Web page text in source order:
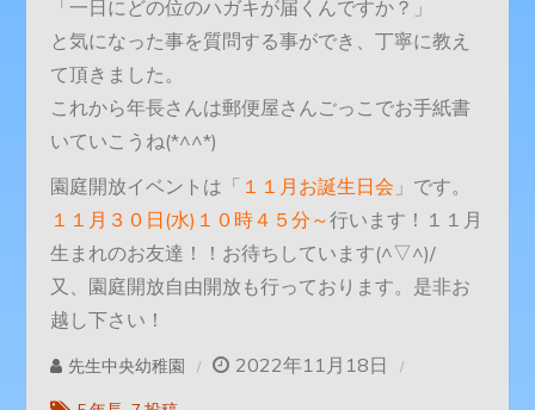
「一日にどの位のハガキが届くんですか？」
と気になった事を質問する事ができ、丁寧に教え
て頂きました。
これから年長さんは郵便屋さんごっこでお手紙書
いていこうね(*^^*)
園庭開放イベントは「 １１月お誕生日会 」です。
１１月３０日(水)１０時４５分～行います！１１月
生まれのお友達！！お待ちしています(^▽^)/
又、園庭開放自由開放も行っております。是非お
越し下さい！
先生中央幼稚園 2022年11月18日